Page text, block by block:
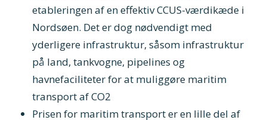
etableringen af en effektiv CCUS-værdikæde i
Nordsøen. Det er dog nødvendigt med
yderligere infrastruktur, såsom infrastruktur
på land, tankvogne, pipelines og
havnefaciliteter for at muliggøre maritim
transport af CO2
Prisen for maritim transport er en lille del af